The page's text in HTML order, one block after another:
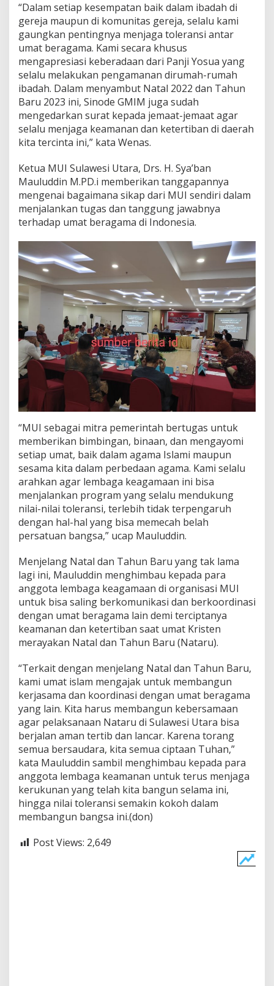
“Dalam setiap kesempatan baik dalam ibadah di
gereja maupun di komunitas gereja, selalu kami
gaungkan pentingnya menjaga toleransi antar
umat beragama. Kami secara khusus
mengapresiasi keberadaan dari Panji Yosua yang
selalu melakukan pengamanan dirumah-rumah
ibadah. Dalam menyambut Natal 2022 dan Tahun
Baru 2023 ini, Sinode GMIM juga sudah
mengedarkan surat kepada jemaat-jemaat agar
selalu menjaga keamanan dan ketertiban di daerah
kita tercinta ini,” kata Wenas.
Ketua MUI Sulawesi Utara, Drs. H. Sya’ban
Mauluddin M.PD.i memberikan tanggapannya
mengenai bagaimana sikap dari MUI sendiri dalam
menjalankan tugas dan tanggung jawabnya
terhadap umat beragama di Indonesia.
“MUI sebagai mitra pemerintah bertugas untuk
memberikan bimbingan, binaan, dan mengayomi
setiap umat, baik dalam agama Islami maupun
sesama kita dalam perbedaan agama. Kami selalu
arahkan agar lembaga keagamaan ini bisa
menjalankan program yang selalu mendukung
nilai-nilai toleransi, terlebih tidak terpengaruh
dengan hal-hal yang bisa memecah belah
persatuan bangsa,” ucap Mauluddin.
Menjelang Natal dan Tahun Baru yang tak lama
lagi ini, Mauluddin menghimbau kepada para
anggota lembaga keagamaan di organisasi MUI
untuk bisa saling berkomunikasi dan berkoordinasi
dengan umat beragama lain demi terciptanya
keamanan dan ketertiban saat umat Kristen
merayakan Natal dan Tahun Baru (Nataru).
“Terkait dengan menjelang Natal dan Tahun Baru,
kami umat islam mengajak untuk membangun
kerjasama dan koordinasi dengan umat beragama
yang lain. Kita harus membangun kebersamaan
agar pelaksanaan Nataru di Sulawesi Utara bisa
berjalan aman tertib dan lancar. Karena torang
semua bersaudara, kita semua ciptaan Tuhan,”
kata Mauluddin sambil menghimbau kepada para
anggota lembaga keamanan untuk terus menjaga
kerukunan yang telah kita bangun selama ini,
hingga nilai toleransi semakin kokoh dalam
membangun bangsa ini.(don)
Post Views: 2,649